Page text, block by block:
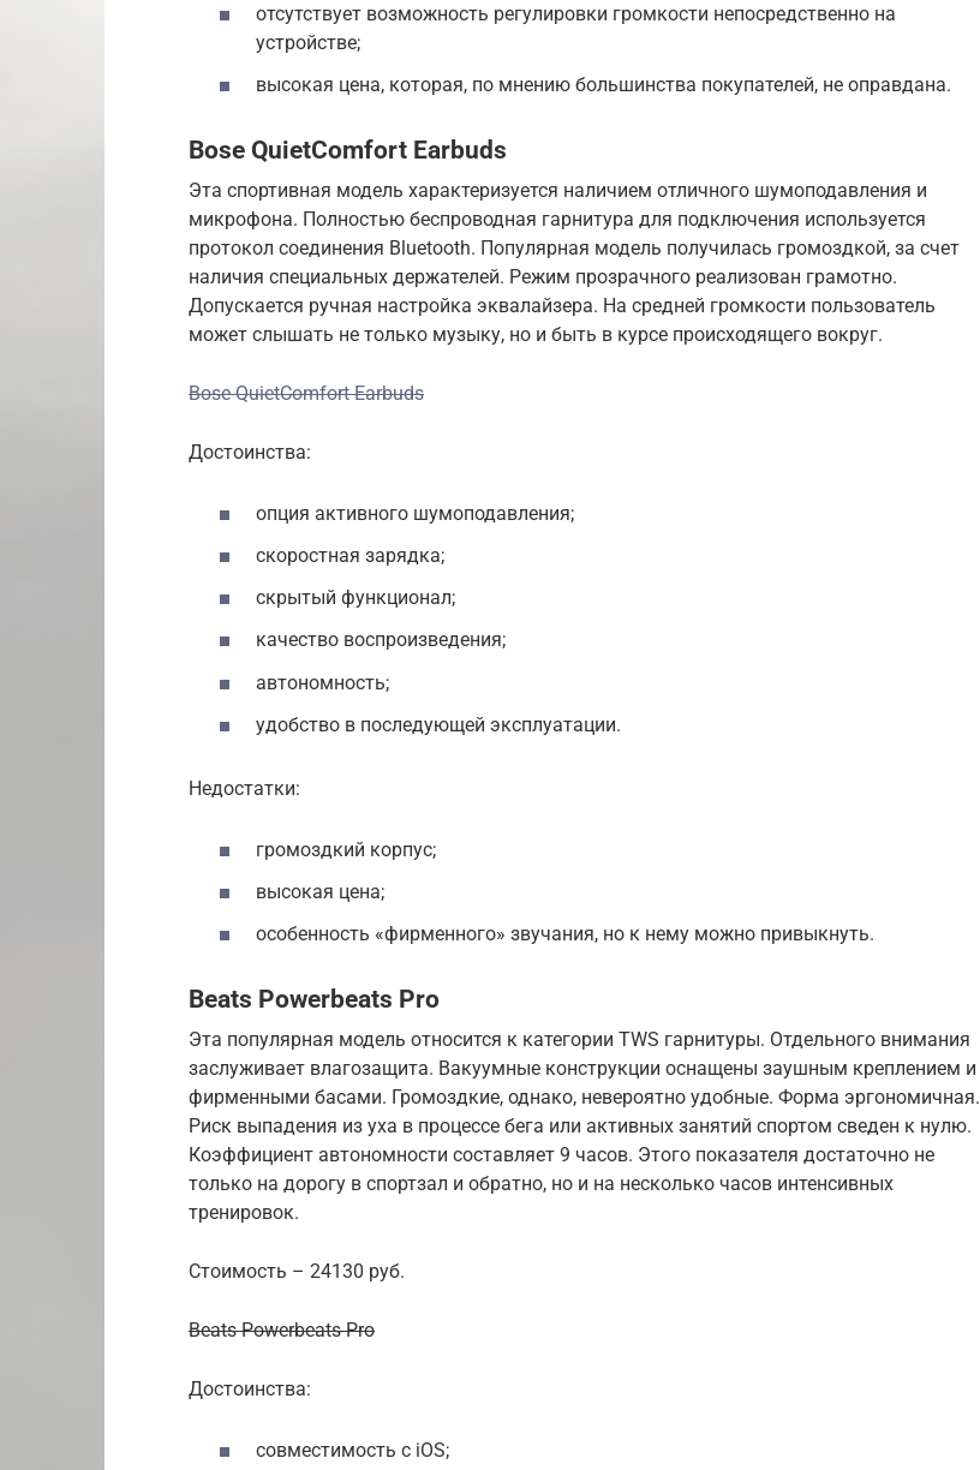
отсутствует возможность регулировки громкости непосредственно на
устройстве;
высокая цена, которая, по мнению большинства покупателей, не оправдана.
Bose QuietComfort Earbuds
Эта спортивная модель характеризуется наличием отличного шумоподавления и
микрофона. Полностью беспроводная гарнитура для подключения используется
протокол соединения Bluetooth. Популярная модель получилась громоздкой, за счет
наличия специальных держателей. Режим прозрачного реализован грамотно.
Допускается ручная настройка эквалайзера. На средней громкости пользователь
может слышать не только музыку, но и быть в курсе происходящего вокруг.
Bose QuietComfort Earbuds
Достоинства:
опция активного шумоподавления;
скоростная зарядка;
скрытый функционал;
качество воспроизведения;
автономность;
удобство в последующей эксплуатации.
Недостатки:
громоздкий корпус;
высокая цена;
особенность «фирменного» звучания, но к нему можно привыкнуть.
Beats Powerbeats Pro
Эта популярная модель относится к категории TWS гарнитуры. Отдельного внимания
заслуживает влагозащита. Вакуумные конструкции оснащены заушным креплением и
фирменными басами. Громоздкие, однако, невероятно удобные. Форма эргономичная.
Риск выпадения из уха в процессе бега или активных занятий спортом сведен к нулю.
Коэффициент автономности составляет 9 часов. Этого показателя достаточно не
только на дорогу в спортзал и обратно, но и на несколько часов интенсивных
тренировок.
Стоимость – 24130 руб.
Beats Powerbeats Pro
Достоинства:
совместимость с iOS;